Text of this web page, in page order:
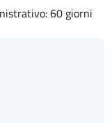
60 giorni